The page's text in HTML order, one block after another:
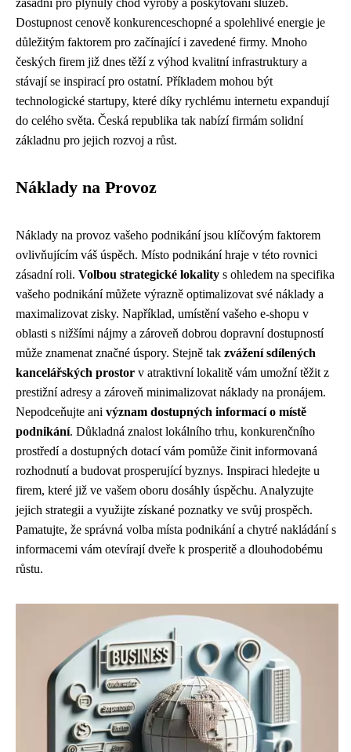
zásadní pro plynulý chod výroby a poskytování služeb.
Dostupnost cenově konkurenceschopné a spolehlivé energie je
důležitým faktorem pro začínající i zavedené firmy. Mnoho
českých firem již dnes těží z výhod kvalitní infrastruktury a
stávají se inspirací pro ostatní. Příkladem mohou být
technologické startupy, které díky rychlému internetu expandují
do celého světa. Česká republika tak nabízí firmám solidní
základnu pro jejich rozvoj a růst.
Náklady na Provoz
Náklady na provoz vašeho podnikání jsou klíčovým faktorem
ovlivňujícím váš úspěch. Místo podnikání hraje v této rovnici
zásadní roli. Volbou strategické lokality s ohledem na specifika
vašeho podnikání můžete výrazně optimalizovat své náklady a
maximalizovat zisky. Například, umístění vašeho e-shopu v
oblasti s nižšími nájmy a zároveň dobrou dopravní dostupností
může znamenat značné úspory. Stejně tak zvážení sdílených
kancelářských prostor v atraktivní lokalitě vám umožní těžit z
prestižní adresy a zároveň minimalizovat náklady na pronájem.
Nepodceňujte ani význam dostupných informací o místě
podnikání. Důkladná znalost lokálního trhu, konkurenčního
prostředí a dostupných dotací vám pomůže činit informovaná
rozhodnutí a budovat prosperující byznys. Inspiraci hledejte u
firem, které již ve vašem oboru dosáhly úspěchu. Analyzujte
jejich strategii a využijte získané poznatky ve svůj prospěch.
Pamatujte, že správná volba místa podnikání a chytré nakládání s
informacemi vám otevírají dveře k prosperitě a dlouhodobému
růstu.